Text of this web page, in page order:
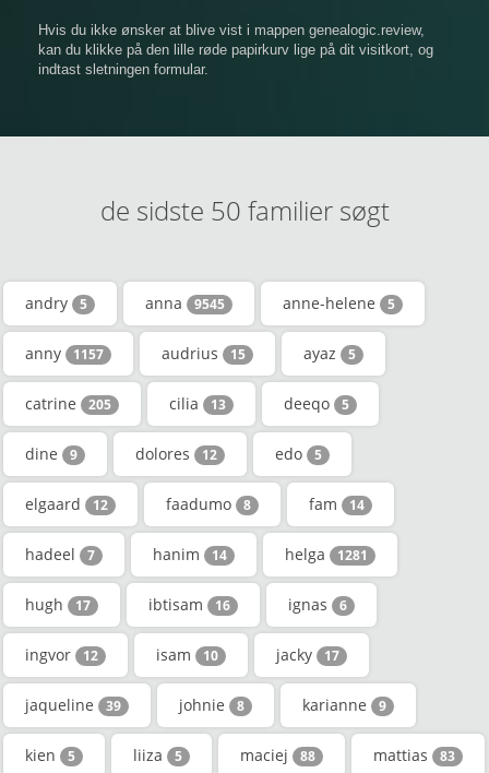
Hvis du ikke ønsker at blive vist i mappen genealogic.review,
kan du klikke på den lille røde papirkurv lige på dit visitkort, og
indtast sletningen formular.
de sidste 50 familier søgt
andry 5 anna 9545 anne-helene 5
anny 1157 audrius 15 ayaz 5
catrine 205 cilia 13 deeqo 5
dine 9 dolores 12 edo 5
elgaard 12 faadumo 8 fam 14
hadeel 7 hanim 14 helga 1281
hugh 17 ibtisam 16 ignas 6
ingvor 12 isam 10 jacky 17
jaqueline 39 johnie 8 karianne 9
kien 5 liiza 5 maciej 88 mattias 83